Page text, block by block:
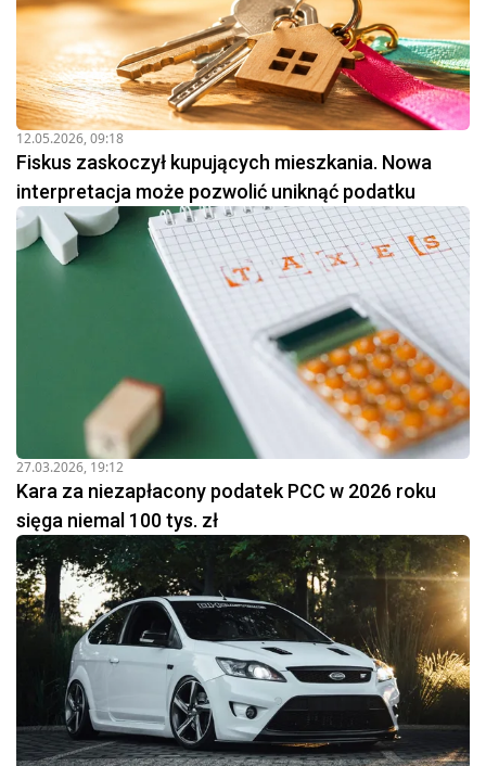
12.05.2026, 09:18
Fiskus zaskoczył kupujących mieszkania. Nowa
interpretacja może pozwolić uniknąć podatku
27.03.2026, 19:12
Kara za niezapłacony podatek PCC w 2026 roku
sięga niemal 100 tys. zł